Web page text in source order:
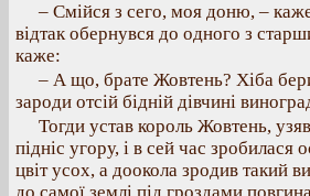
– Смійся з сего, моя доню, –
відтак обернувся до одного з
каже:
– А що, брате Жовтень? Хіба
зароди отсій бідній дівчині
Тогди устав король Жовтень,
підніс угору, і в сей час зробилася
цвіт усох, а доокола зродив такий